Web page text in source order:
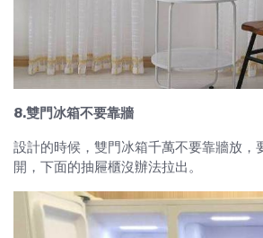
8.雙門冰箱不要靠牆
設計的時候，雙門冰箱千萬不要靠牆放，
開，下面的抽屜櫃沒辦法拉出。